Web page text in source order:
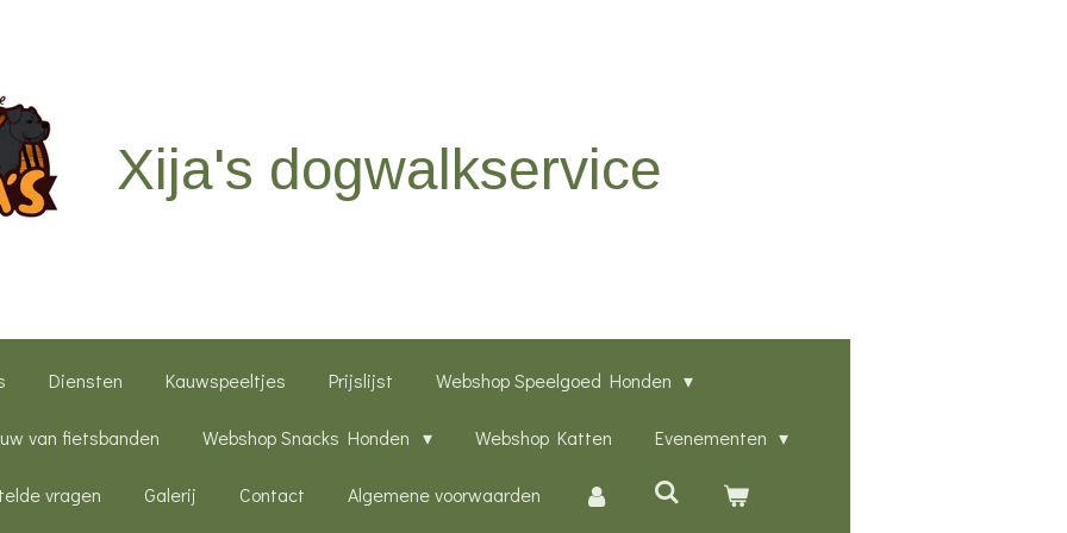
Xija's dogwalkservice
Diensten Kauwspeeltjes Prijslijst Webshop Speelgoed Honden
van fietsbanden Webshop Snacks Honden Webshop Katten Evenementen
vragen Galerij Contact Algemene voorwaarden